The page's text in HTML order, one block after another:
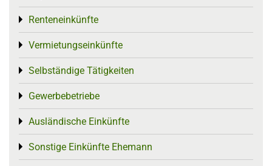
Renteneinkünfte
Toggle menu
Vermietungseinkünfte
Toggle menu
Selbständige Tätigkeiten
Toggle menu
Gewerbebetriebe
Toggle menu
Ausländische Einkünfte
Toggle menu
Sonstige Einkünfte Ehemann
Toggle menu